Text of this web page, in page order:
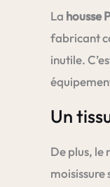
La housse
fabricant
inutile.
Un
De plus, le